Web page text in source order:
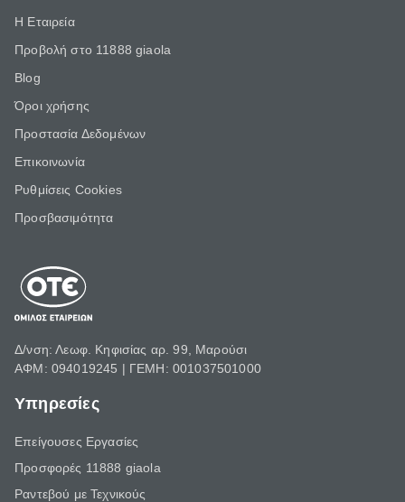
Η Εταιρεία
Προβολή στο 11888 giaola
Blog
Όροι χρήσης
Προστασία Δεδομένων
Επικοινωνία
Ρυθμίσεις Cookies
Προσβασιμότητα
Δ/νση: Λεωφ. Κηφισίας αρ. 99, Μαρούσι
ΑΦΜ: 094019245 | ΓΕΜΗ: 001037501000
Υπηρεσίες
Επείγουσες Εργασίες
Προσφορές 11888 giaola
Ραντεβού με Τεχνικούς